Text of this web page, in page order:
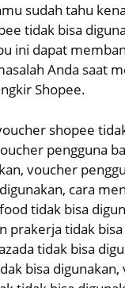
sudah tahu
tidak bisa
ini dapat
Anda saat
Shopee.
shopee
pengguna
voucher
cara
tidak bisa
prakerja tidak bisa
tidak bisa
bisa